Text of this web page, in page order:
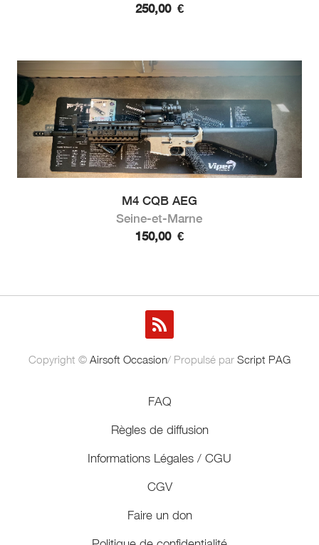
250,00 €
M4 CQB AEG
Seine-et-Marne
150,00 €
Copyright © Airsoft Occasion/ Propulsé par Script PAG
FAQ
Règles de diffusion
Informations Légales / CGU
CGV
Faire un don